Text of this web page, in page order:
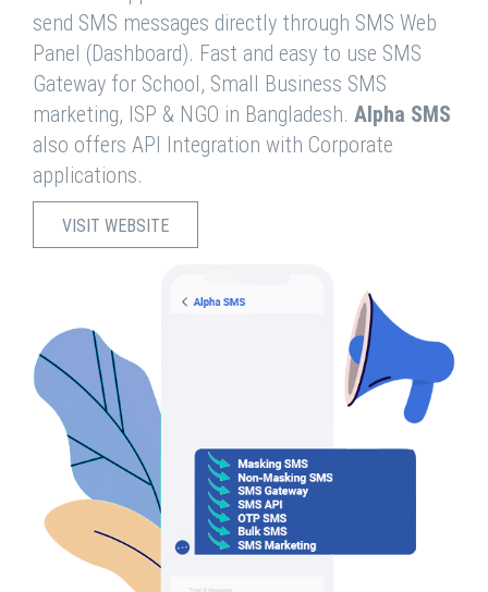
send SMS messages directly through SMS Web
Panel (Dashboard). Fast and easy to use SMS
Gateway for School, Small Business SMS
marketing, ISP & NGO in Bangladesh. Alpha SMS
also offers API Integration with Corporate
applications.
VISIT WEBSITE